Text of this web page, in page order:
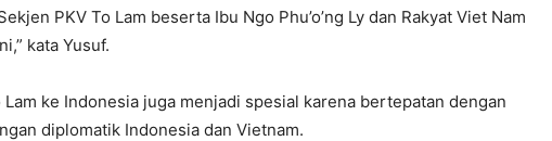
PKV To Lam beserta Ibu Ngo Phu’o’ng Ly dan Rakyat Viet Nam
kata Yusuf.
Lam ke Indonesia juga menjadi spesial karena bertepatan dengan
diplomatik Indonesia dan Vietnam.